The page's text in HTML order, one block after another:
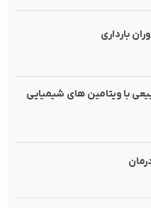
بارداری
با ویتامین های شیمیایی